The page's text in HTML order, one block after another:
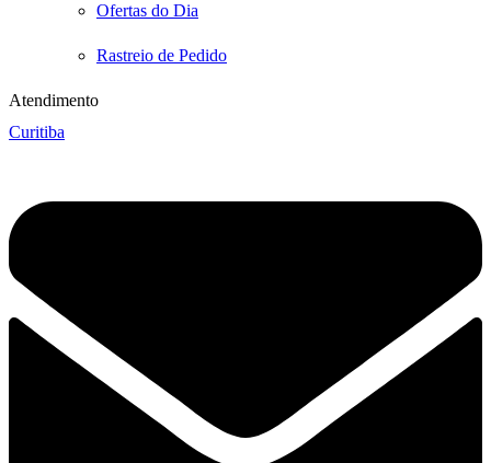
Ofertas do Dia
Rastreio de Pedido
Atendimento
Curitiba